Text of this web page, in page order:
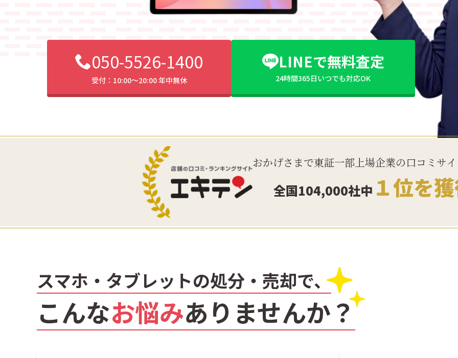
050-5526-1400
受付：10:00〜20:00 年中無休
LINEで無料査定
24時間365日いつでも対応OK
おかげさまで東証一部上場企業の口コミサ
全国104,000社中 １位を
スマホ・タブレットの処分・売却で、
こんなお悩みありませんか？